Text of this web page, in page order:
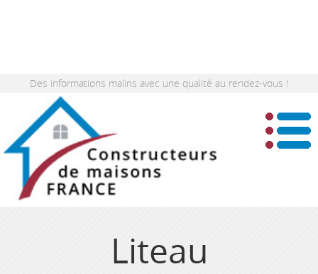
Des informations malins avec une qualité au rendez-vous !
Liteau